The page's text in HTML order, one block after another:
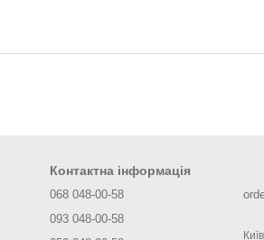
Контактна інформація
068 048-00-58
093 048-00-58